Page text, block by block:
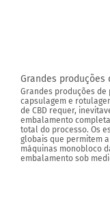
Grandes produções
Grandes produções de
capsulagem e
de CBD requer,
embalamento
total do processo. Os
globais que permitem
máquinas monobloco
embalamento sob